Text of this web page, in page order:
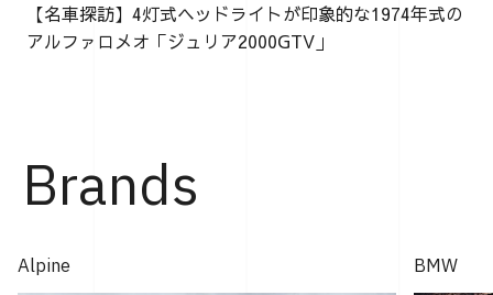
【名車探訪】4灯式ヘッドライトが印象的な1974年式の
アルファロメオ「ジュリア2000GTV」
Brands
Alpine BMW